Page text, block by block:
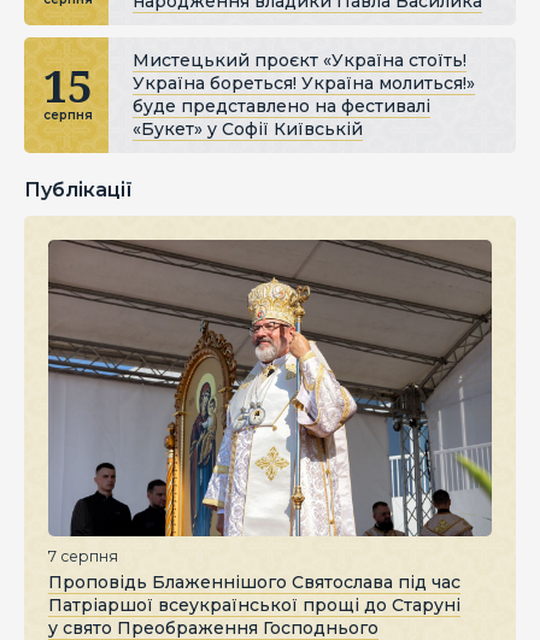
15
серпня
Мистецький проєкт «Україна стоїть!
Україна бореться! Україна молиться!»
буде представлено на фестивалі
«Букет» у Софії Київській
Публікації
7 серпня
Проповідь Блаженнішого Святослава під час
Патріаршої всеукраїнської прощі до Старуні
у свято Преображення Господнього